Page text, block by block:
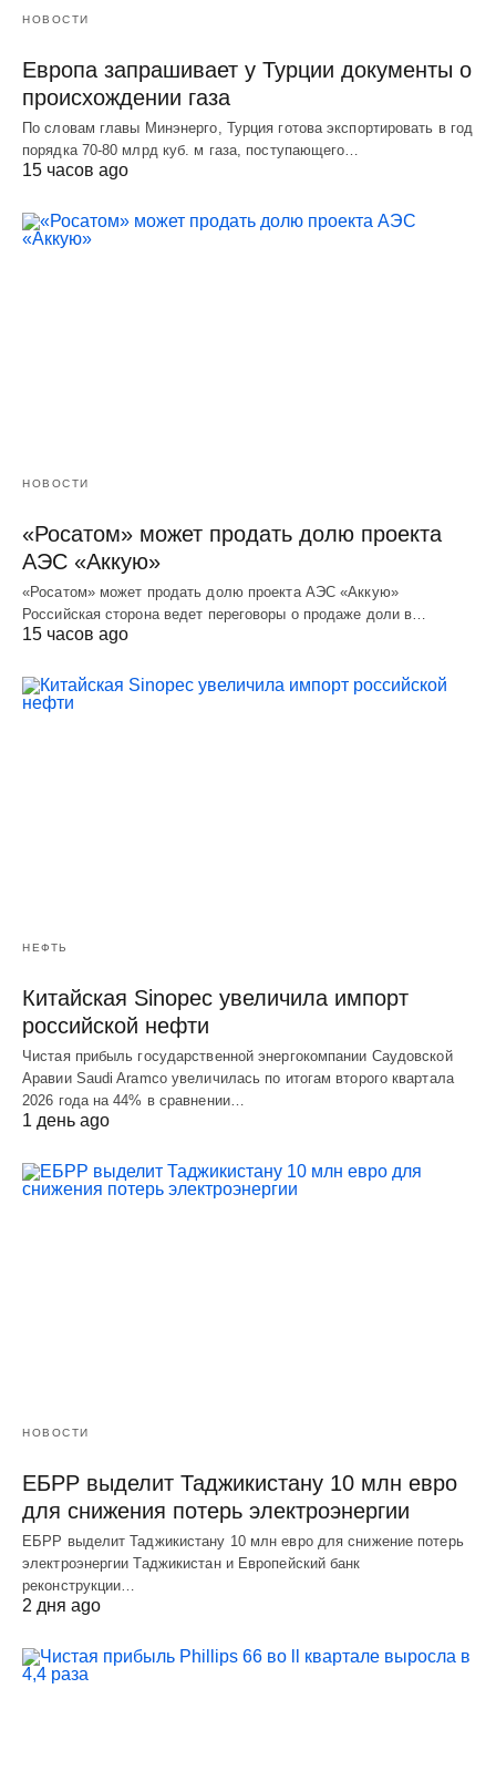
НОВОСТИ
Европа запрашивает у Турции документы о
происхождении газа
По словам главы Минэнерго, Турция готова экспортировать в год
порядка 70-80 млрд куб. м газа, поступающего…
15 часов ago
НОВОСТИ
«Росатом» может продать долю проекта
АЭС «Аккую»
«Росатом» может продать долю проекта АЭС «Аккую»
Российская сторона ведет переговоры о продаже доли в…
15 часов ago
НЕФТЬ
Китайская Sinopec увеличила импорт
российской нефти
Чистая прибыль государственной энергокомпании Саудовской
Аравии Saudi Aramco увеличилась по итогам второго квартала
2026 года на 44% в сравнении…
1 день ago
НОВОСТИ
ЕБРР выделит Таджикистану 10 млн евро
для снижения потерь электроэнергии
ЕБРР выделит Таджикистану 10 млн евро для снижение потерь
электроэнергии Таджикистан и Европейский банк
реконструкции…
2 дня ago